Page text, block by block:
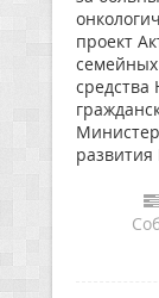
проект
развития